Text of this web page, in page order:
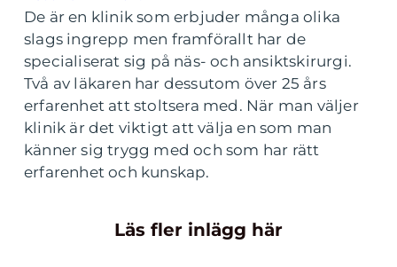
De är en klinik som erbjuder många olika
slags ingrepp men framförallt har de
specialiserat sig på näs- och ansiktskirurgi.
Två av läkaren har dessutom över 25 års
erfarenhet att stoltsera med. När man väljer
klinik är det viktigt att välja en som man
känner sig trygg med och som har rätt
erfarenhet och kunskap.
Läs fler inlägg här